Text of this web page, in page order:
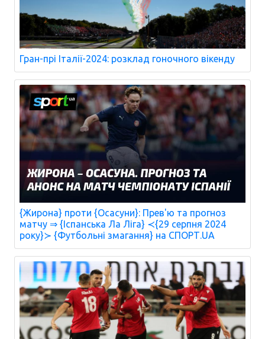
Гран-прі Італії-2024: розклад гоночного вікенду
{Жирона} проти {Осасуни}: Прев'ю та прогноз
матчу ⇒ {Іспанська Ла Ліга} ≺{29 серпня 2024
року}≻ {Футбольні змагання} на СПОРТ.UA